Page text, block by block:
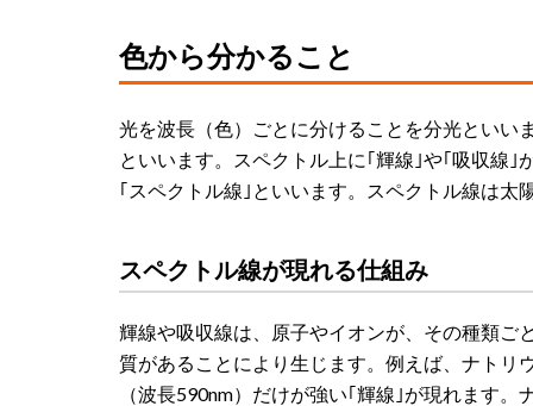
色から分かること
光を波長（色）ごとに分けることを分光といい
といいます。スペクトル上に｢輝線｣や｢吸収線
｢スペクトル線｣といいます。スペクトル線は
スペクトル線が現れる仕組み
輝線や吸収線は、原子やイオンが、その種類ご
質があることにより生じます。例えば、ナトリ
（波長590nm）だけが強い｢輝線｣が現れます